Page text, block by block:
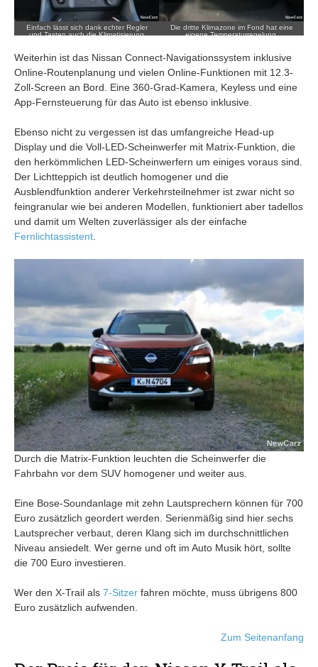
Einfach lässt sich dank echter Regler
und Tasten auch die Klimatisierung
Die dritte Klimazone im Fond hat eine
eigene Temperaturregelung.
Weiterhin ist das Nissan Connect-Navigationssystem inklusive
Online-Routenplanung und vielen Online-Funktionen mit 12.3-
Zoll-Screen an Bord. Eine 360-Grad-Kamera, Keyless und eine
App-Fernsteuerung für das Auto ist ebenso inklusive.
Ebenso nicht zu vergessen ist das umfangreiche Head-up
Display und die Voll-LED-Scheinwerfer mit Matrix-Funktion, die
den herkömmlichen LED-Scheinwerfern um einiges voraus sind.
Der Lichtteppich ist deutlich homogener und die
Ausblendfunktion anderer Verkehrsteilnehmer ist zwar nicht so
feingranular wie bei anderen Modellen, funktioniert aber tadellos
und damit um Welten zuverlässiger als der einfache
Fernlichtassistent
Durch die Matrix-Funktion leuchten die Scheinwerfer die
Fahrbahn vor dem SUV homogener und weiter aus.
Eine Bose-Soundanlage mit zehn Lautsprechern können für 700
Euro zusätzlich geordert werden. Serienmäßig sind hier sechs
Lautsprecher verbaut, deren Klang sich im durchschnittlichen
Niveau ansiedelt. Wer gerne und oft im Auto Musik hört, sollte
die 700 Euro investieren.
Wer den X-Trail als 7-Sitzer fahren möchte, muss übrigens 800
Euro zusätzlich aufwenden.
Zum Seitenanfang